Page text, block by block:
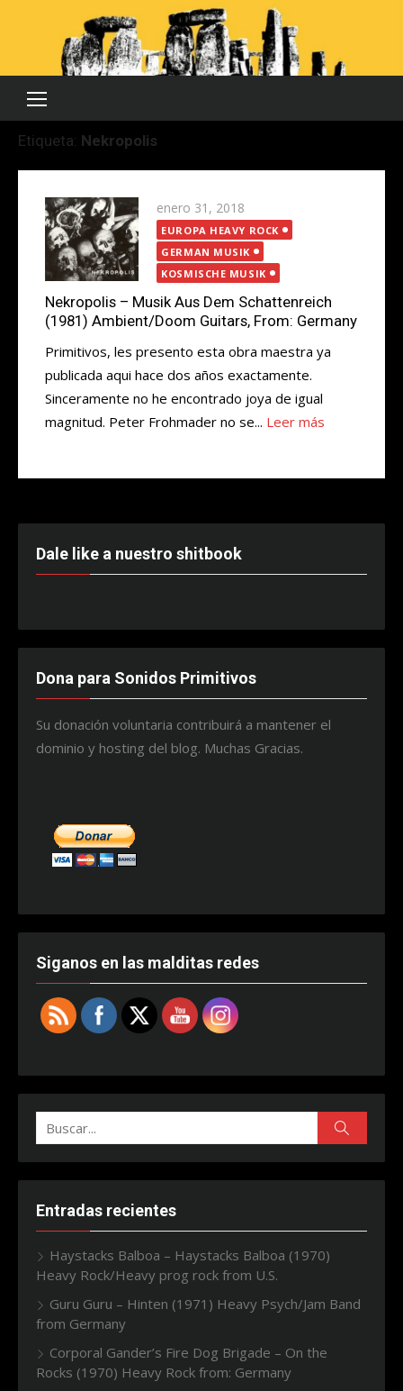
Etiqueta: Nekropolis
Publicada
el
enero 31, 2018
EUROPA HEAVY ROCK
GERMAN MUSIK
KOSMISCHE MUSIK
Nekropolis – Musik Aus Dem Schattenreich
(1981) Ambient/Doom Guitars, From: Germany
Primitivos, les presento esta obra maestra ya
publicada aqui hace dos años exactamente.
Sinceramente no he encontrado joya de igual
magnitud. Peter Frohmader no se... Leer más
Dale like a nuestro shitbook
Dona para Sonidos Primitivos
Su donación voluntaria contribuirá a mantener el
dominio y hosting del blog. Muchas Gracias.
Siganos en las malditas redes
Buscar:
Entradas recientes
Haystacks Balboa – Haystacks Balboa (1970)
Heavy Rock/Heavy prog rock from U.S.
Guru Guru – Hinten (1971) Heavy Psych/Jam Band
from Germany
Corporal Gander’s Fire Dog Brigade – On the
Rocks (1970) Heavy Rock from: Germany